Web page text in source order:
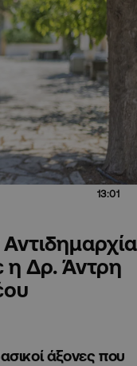
13:01
η Δρ. Άντρη
άξονες που